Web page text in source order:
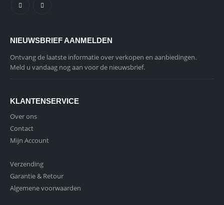
NIEUWSBRIEF AANMELDEN
Ontvang de laatste informatie over verkopen en aanbiedingen.
Meld u vandaag nog aan voor de nieuwsbrief.
KLANTENSERVICE
Over ons
Contact
Mijn Account
Verzending
Garantie & Retour
Algemene voorwaarden